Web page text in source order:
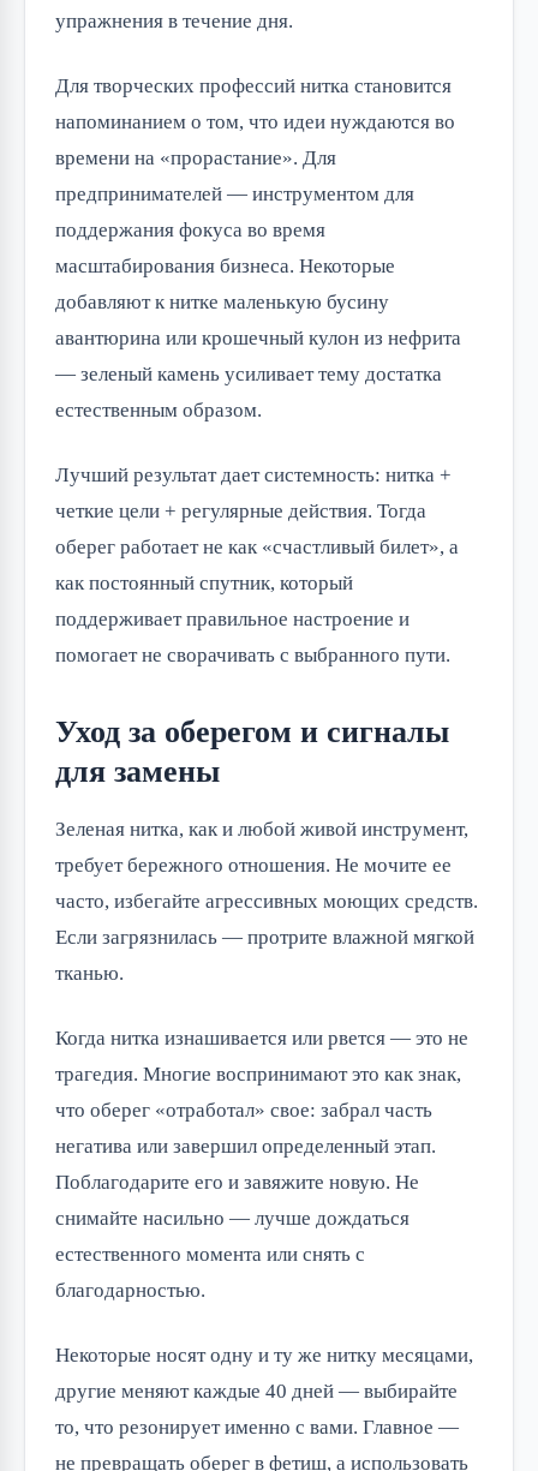
упражнения в течение дня.
Для творческих профессий нитка становится
напоминанием о том, что идеи нуждаются во
времени на «прорастание». Для
предпринимателей — инструментом для
поддержания фокуса во время
масштабирования бизнеса. Некоторые
добавляют к нитке маленькую бусину
авантюрина или крошечный кулон из нефрита
— зеленый камень усиливает тему достатка
естественным образом.
Лучший результат дает системность: нитка +
четкие цели + регулярные действия. Тогда
оберег работает не как «счастливый билет», а
как постоянный спутник, который
поддерживает правильное настроение и
помогает не сворачивать с выбранного пути.
Уход за оберегом и сигналы
для замены
Зеленая нитка, как и любой живой инструмент,
требует бережного отношения. Не мочите ее
часто, избегайте агрессивных моющих средств.
Если загрязнилась — протрите влажной мягкой
тканью.
Когда нитка изнашивается или рвется — это не
трагедия. Многие воспринимают это как знак,
что оберег «отработал» свое: забрал часть
негатива или завершил определенный этап.
Поблагодарите его и завяжите новую. Не
снимайте насильно — лучше дождаться
естественного момента или снять с
благодарностью.
Некоторые носят одну и ту же нитку месяцами,
другие меняют каждые 40 дней — выбирайте
то, что резонирует именно с вами. Главное —
не превращать оберег в фетиш, а использовать